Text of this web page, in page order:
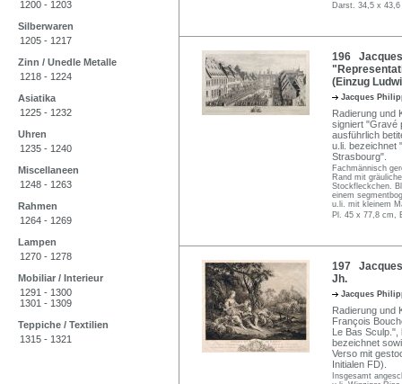
1200 - 1203
Silberwaren
1205 - 1217
Zinn / Unedle Metalle
1218 - 1224
Asiatika
1225 - 1232
Uhren
1235 - 1240
Miscellaneen
1248 - 1263
Rahmen
1264 - 1269
Lampen
1270 - 1278
Mobiliar / Interieur
1291 - 1300
1301 - 1309
Teppiche / Textilien
1315 - 1321
Darst. 34,5 x
196 Jacques
(Einzug
Jacques
Radierung und
signiert "Gravé
ausführlich
u.li. bezeichnet
Strasbourg".
Fachmännisch
Rand mit
Stockfleckchen.
einem
u.li. mit kleinem
Pl. 45 x 77,8 cm,
197 Jacques
Jh.
Jacques
Radierung und
François
Le Bas Sculp.",
bezeichnet
Verso mit
Initialen FD).
Insgesamt